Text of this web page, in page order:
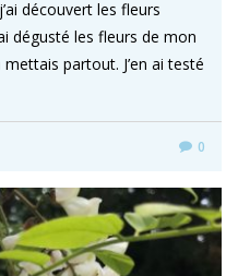
découvert les fleurs
dégusté les fleurs de mon
partout. J’en ai testé
0